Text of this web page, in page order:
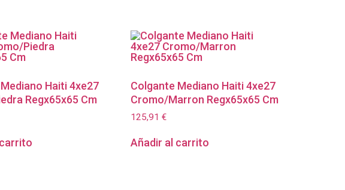
Haiti 4xe27
Regx65x65 Cm
Colgante Mediano Haiti 4xe27
Cromo/Marron Regx65x65 Cm
125,91€
Añadir al carrito